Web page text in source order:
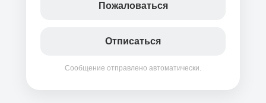
Пожаловаться
Отписаться
Сообщение отправлено автоматически.